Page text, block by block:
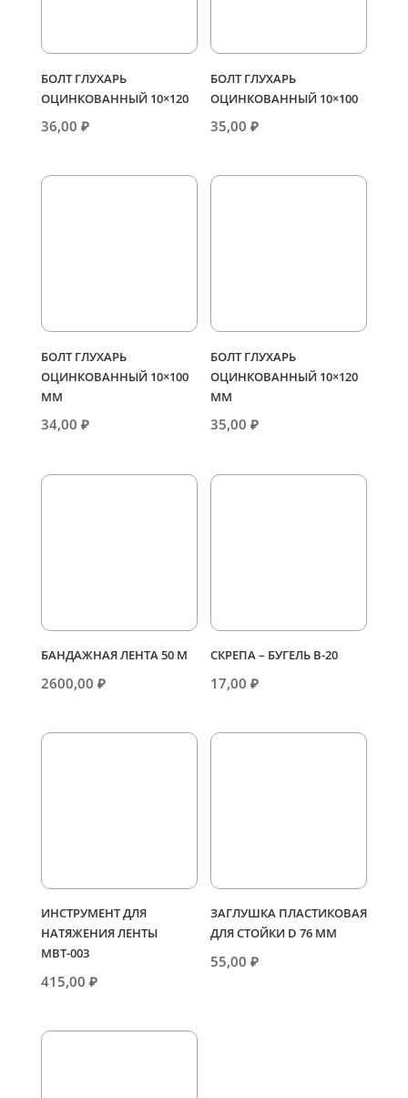
БОЛТ ГЛУХАРЬ
ОЦИНКОВАННЫЙ 10×120
36,00 ₽
БОЛТ ГЛУХАРЬ
ОЦИНКОВАННЫЙ 10×100
35,00₽
БОЛТ ГЛУХАРЬ
ОЦИНКОВАННЫЙ 10×100
ММ
34,00 ₽
БОЛТ ГЛУХАРЬ
ОЦИНКОВАННЫЙ 10×120
ММ
35,00₽
БАНДАЖНАЯ ЛЕНТА 50 М
2600,00 ₽
СКРЕПА – БУГЕЛЬ В-20
17,00₽
ИНСТРУМЕНТ ДЛЯ
НАТЯЖЕНИЯ ЛЕНТЫ
МВТ-003
415,00 ₽
ЗАГЛУШКА ПЛАСТИКОВАЯ
ДЛЯ СТОЙКИ D 76 ММ
55,00₽